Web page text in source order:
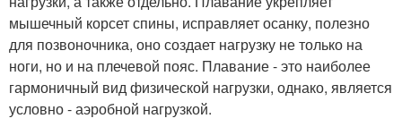
мышечный корсет спины, исправляет осанку, полезно
для позвоночника, оно создает нагрузку не только на
ноги, но и на плечевой пояс. Плавание - это наиболее
гармоничный вид физической нагрузки, однако, является
условно - аэробной нагрузкой.